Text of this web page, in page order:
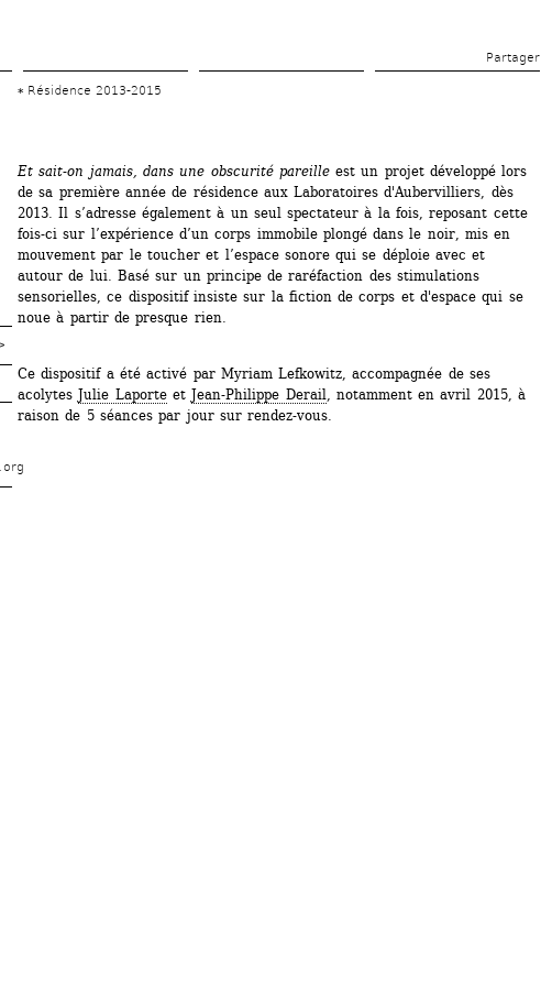
contenu
principal
Partager
Résidence 2013-2015
Et sait-on jamais, dans une obscurité pareilleest un projet développé lors
de sa première année de résidence aux Laboratoires d'Aubervilliers, dès
2013. Il s’adresse également à un seul spectateur à la fois, reposant cette
fois-ci sur l’expérience d’un corps immobile plongé dans le noir, mis en
mouvement par le toucher et l’espace sonore qui se déploie avec et
autour de lui. Basé sur un principe de raréfaction des stimulations
sensorielles, ce dispositif insiste sur la fiction de corps et d'espace qui se
noue à partir de presque rien.
Ce dispositif a été activé par Myriam Lefkowitz, accompagnée de ses
acolytes Julie Laporteet Jean-Philippe Derail , notamment en avril 2015, à
raison de 5 séances par jour sur rendez-vous.